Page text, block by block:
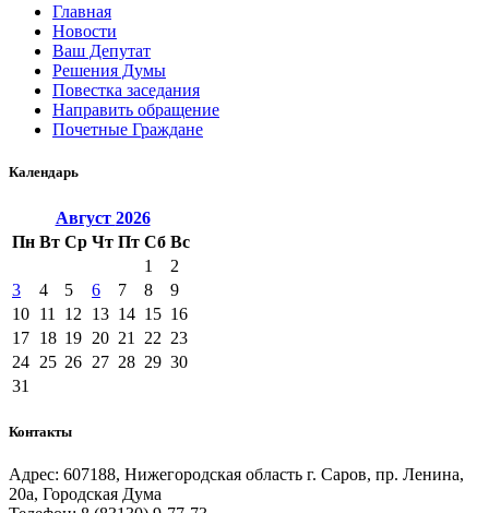
Главная
Новости
Ваш Депутат
Решения Думы
Повестка заседания
Направить обращение
Почетные Граждане
Календарь
Август 2026
Пн Вт Ср Чт Пт Сб Вс
1
2
3
4 5 6 7 8
9
10 11 12 13 14 15 16
17 18 19 20 21 22 23
24 25 26 27 28 29 30
31
Контакты
Адрес: 607188, Нижегородская область г. Саров, пр. Ленина,
20а, Городская Дума